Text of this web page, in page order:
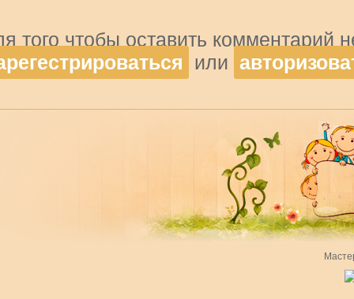
того чтобы оставить комментарий
или